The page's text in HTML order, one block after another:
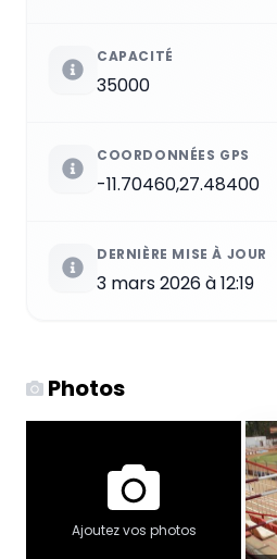
CAPACITÉ
35000
COORDONNÉES GPS
-11.70460,27.48400
DERNIÈRE MISE À JOUR
3 mars 2026 à 12:19
Photos
Ajoutez vos photos